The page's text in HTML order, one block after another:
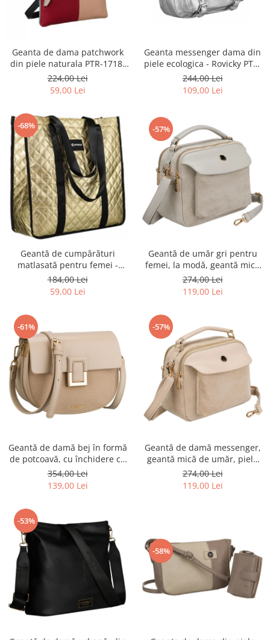
Geanta de dama patchwork
din piele naturala PTR-1718-
SKL-6922 MULTI
224,00 Lei
59,00 Lei
Geanta messenger dama din
piele ecologica - Rovicky PTR-
R-TOR-ALE-2-3776 SIL
244,00 Lei
109,00 Lei
-68%
Geantă de cumpărături
matlasată pentru femei -
Rovicky PTR-RSPV-001P-5277
GOLD
184,00 Lei
59,00 Lei
-57%
Geantă de umăr gri pentru
femei, la modă, geantă mică
urbană cu fermoar, piele
ecologică - Peterson PTR-PTN
274,00 Lei
119,00 Lei
-61%
Geantă de damă bej în formă
de potcoavă, cu închidere cu
clip magnetic - Peterson PTR-
PTN PIWONIA BEIGE
354,00 Lei
139,00 Lei
-57%
Geantă de damă messenger,
geantă mică de umăr, piele
ecologică, geantă bej cu
fermoar la modă - Peterson
274,00 Lei
119,00 Lei
-53%
-58%